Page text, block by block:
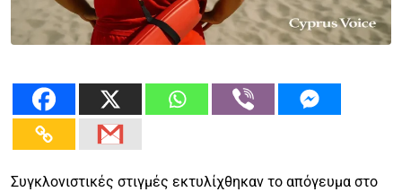
Συγκλονιστικές στιγμές εκτυλίχθηκαν το απόγευμα στο